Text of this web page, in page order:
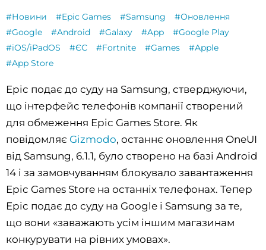
#Новини #Epic Games #Samsung
#Оновлення
#Google
#Android #Galaxy #App
#Google Play
#iOS/iPadOS
#ЄС #Fortnite #Games
#Apple
#App Store
Epic подає до суду на Samsung, стверджуючи,
що інтерфейс телефонів компанії створений
для обмеження Epic Games Store. Як
повідомляє Gizmodo, останнє оновлення OneUI
від Samsung, 6.1.1, було створено на базі Android
14 і за замовчуванням блокувало завантаження
Epic Games Store на останніх телефонах. Тепер
Epic подає до суду на Google і Samsung за те,
що вони «заважають усім іншим магазинам
конкурувати на рівних умовах».